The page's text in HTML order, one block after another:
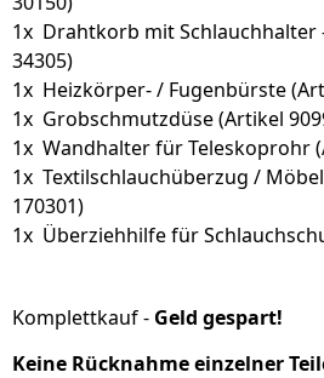
1x Drahtkorb mit Schlauchhalter
34305)
1x Heizkörper- / Fugenbürste
1x Grobschmutzdüse (Artikel
1x Wandhalter für Teleskoprohr
1x Textilschlauchüberzug /
170301)
1x Überziehhilfe für
Komplettkauf - Geld gespart!
Keine Rücknahme einzelner